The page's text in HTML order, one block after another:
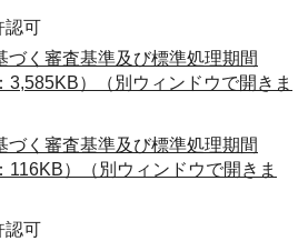
認可
づく審査基準及び標準処理期間
3,585KB）（別ウィンドウで開きま
づく審査基準及び標準処理期間
116KB）（別ウィンドウで開きま
認可